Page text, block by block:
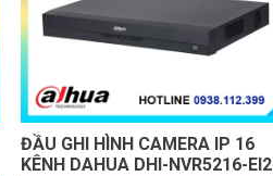
ĐẦU GHI HÌNH CAMERA IP 16
KÊNH DAHUA DHI-NVR5216-EI2